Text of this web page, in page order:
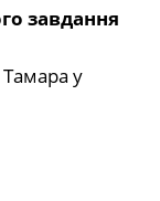
завдання
у